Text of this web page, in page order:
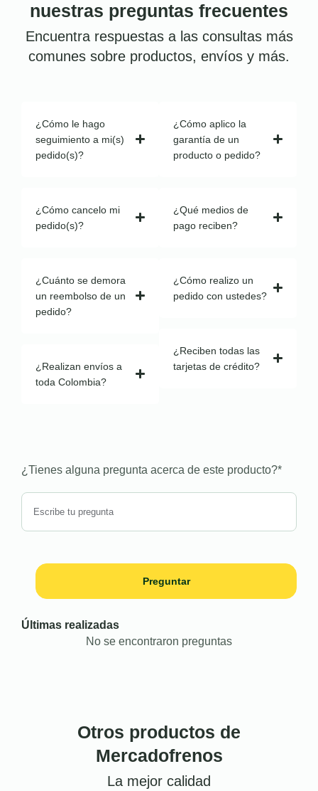
nuestras preguntas frecuentes
Encuentra respuestas a las consultas más
comunes sobre productos, envíos y más.
¿Cómo le hago
seguimiento a mi(s)
pedido(s)?
¿Cómo cancelo mi
pedido(s)?
¿Cuánto se demora
un reembolso de un
pedido?
¿Realizan envíos a
toda Colombia?
¿Cómo aplico la
garantía de un
producto o pedido?
¿Qué medios de
pago reciben?
¿Cómo realizo un
pedido con ustedes?
¿Reciben todas las
tarjetas de crédito?
¿Tienes alguna pregunta acerca de este producto?*
Preguntar
Últimas realizadas
No se encontraron preguntas
Otros productos de
Mercadofrenos
La mejor calidad